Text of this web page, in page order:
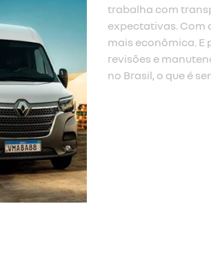
trabalha com
expectativas. Com
mais econômica. E
revisões e
no Brasil, o que é